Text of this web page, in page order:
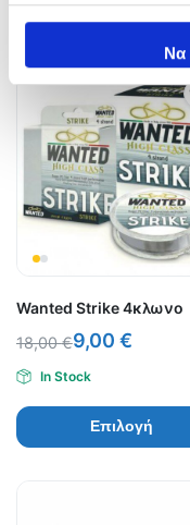
έχουν συλλέξει σε
των υπηρεσιών τους.
Να
Επιλογή
Wanted Strike 4κλωνο
18,00€9,00 €
In Stock
Επιλογή